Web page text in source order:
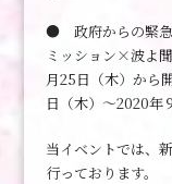
● 政府からの緊急
ミッション×波よ
月25日（木）から
日（木）～2020年
当イベントでは、
行っております。